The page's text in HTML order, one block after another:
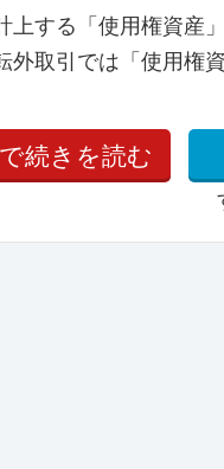
上する「使用権資産
外取引では「使用権
続きを読む